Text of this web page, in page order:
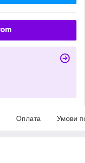
Оплата Умови